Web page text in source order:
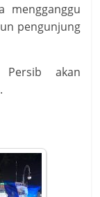
mengganggu
pengunjung
akan